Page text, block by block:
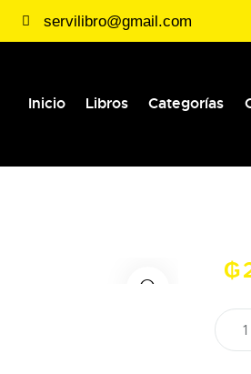
servilibro@gmail.com
Inicio Libros Categorías
₲